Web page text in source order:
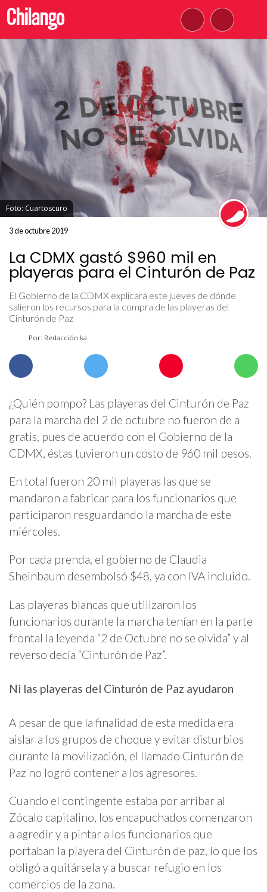
Foto: Cuartoscuro
3 de octubre 2019
La CDMX gastó $960 mil en
playeras para el Cinturón de Paz
El Gobierno de la CDMX explicará este jueves de dónde
salieron los recursos para la compra de las playeras del
Cinturón de Paz
Por: Redacción ka
¿Quién pompo? Las playeras del Cinturón de Paz
para la marcha del 2 de octubre no fueron de a
gratis, pues de acuerdo con el Gobierno de la
CDMX, éstas tuvieron un costo de 960 mil pesos.
En total fueron 20 mil playeras las que se
mandaron a fabricar para los funcionarios que
participaron resguardando la marcha de este
miércoles.
Por cada prenda, el gobierno de Claudia
Sheinbaum desembolsó $48, ya con IVA incluido.
Las playeras blancas que utilizaron los
funcionarios durante la marcha tenían en la parte
frontal la leyenda “2 de Octubre no se olvida” y al
reverso decía “Cinturón de Paz”.
Ni las playeras del Cinturón de Paz ayudaron
A pesar de que la finalidad de esta medida era
aislar a los grupos de choque y evitar disturbios
durante la movilización, el llamado Cinturón de
Paz no logró contener a los agresores.
Cuando el contingente estaba por arribar al
Zócalo capitalino, los encapuchados comenzaron
a agredir y a pintar a los funcionarios que
portaban la playera del Cinturón de paz, lo que los
obligó a quitársela y a buscar refugio en los
comercios de la zona.